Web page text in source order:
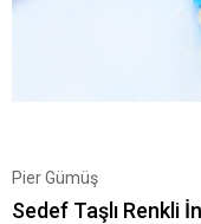
Pier Gümüş
Sedef Taşlı Renkli